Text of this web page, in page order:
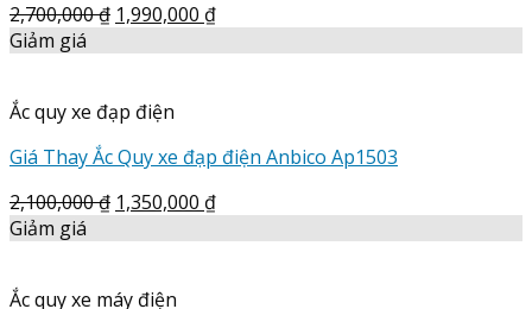
2,700,000₫ 1,990,000 ₫
Giảm giá
Ắc quy xe đạp điện
Giá Thay Ắc Quy xe đạp điện Anbico Ap1503
2,100,000₫ 1,350,000 ₫
Giảm giá
Ắc quy xe máy điện